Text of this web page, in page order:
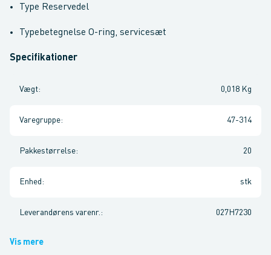
Type Reservedel
Typebetegnelse O-ring, servicesæt
Specifikationer
Vægt: 0,018 Kg
Varegruppe: 47-314
Pakkestørrelse: 20
Enhed : stk
Leverandørens varenr. : 027H7230
Vis mere